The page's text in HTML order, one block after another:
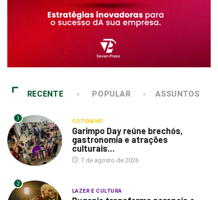
RECENTE POPULAR ASSUNTOS
1 COTIDIANO
Garimpo Day reúne brechós,
gastronomia e atrações
culturais...
7 de agosto de 2026
2
LAZER E CULTURA